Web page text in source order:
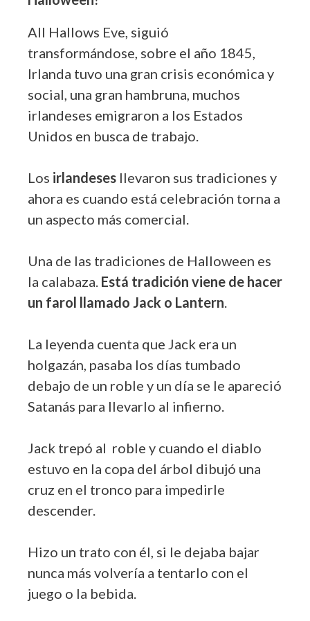
All Hallows Eve, siguió
transformándose, sobre el año 1845,
Irlanda tuvo una gran crisis económica y
social, una gran hambruna, muchos
irlandeses emigraron a los Estados
Unidos en busca de trabajo.
Los irlandeses llevaron sus tradiciones y
ahora es cuando está celebración torna a
un aspecto más comercial.
Una de las tradiciones de Halloween es
la calabaza. Está tradición viene de hacer
un farol llamado Jack o Lantern.
La leyenda cuenta que Jack era un
holgazán, pasaba los días tumbado
debajo de un roble y un día se le apareció
Satanás para llevarlo al infierno.
Jack trepó al roble y cuando el diablo
estuvo en la copa del árbol dibujó una
cruz en el tronco para impedirle
descender.
Hizo un trato con él, si le dejaba bajar
nunca más volvería a tentarlo con el
juego o la bebida.